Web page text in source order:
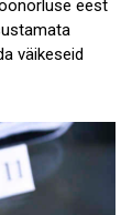
eest
väikeseid